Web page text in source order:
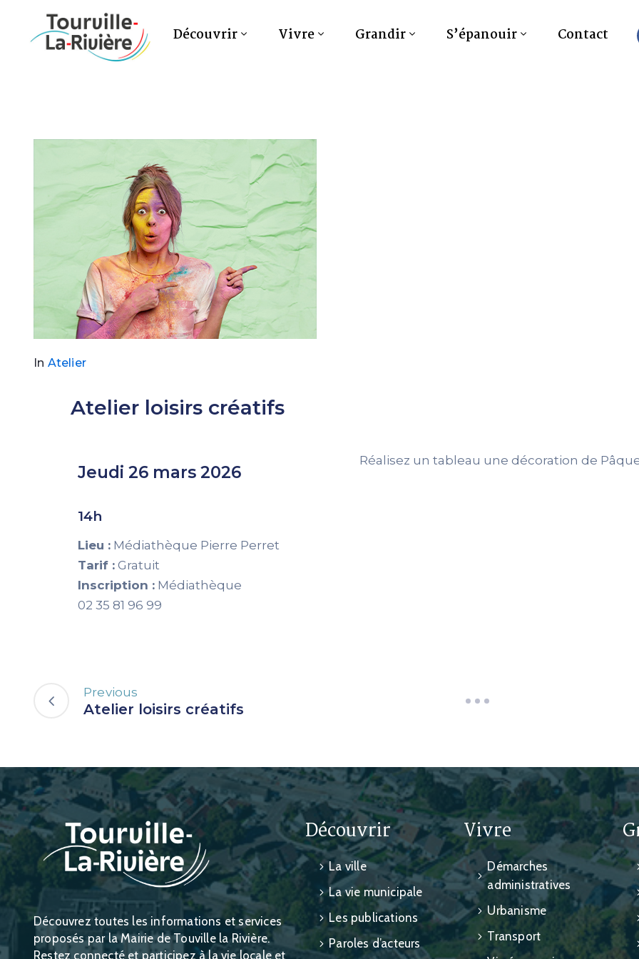
Découvrir Vivre Grandir S’épanouir Contact
In Atelier
Atelier loisirs créatifs
Jeudi 26 mars 2026
14h
Lieu : Médiathèque Pierre Perret
Tarif : Gratuit
Inscription : Médiathèque
02 35 81 96 99
Réalisez un tableau une décoration de
Previous
Atelier loisirs créatifs
Découvrez toutes les informations et services
proposés par la Mairie de Touville la Rivière.
Restez connecté et participez à la vie locale et
Découvrir
La ville
La vie municipale
Les publications
Paroles d’acteurs
Vivre
Démarches
administratives
Urbanisme
Transport